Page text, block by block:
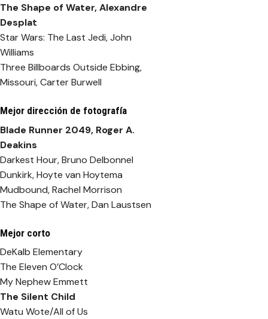
The Shape of Water, Alexandre
Desplat
Star Wars: The Last Jedi, John
Williams
Three Billboards Outside Ebbing,
Missouri, Carter Burwell
Mejor dirección de fotografía
Blade Runner 2049, Roger A.
Deakins
Darkest Hour, Bruno Delbonnel
Dunkirk, Hoyte van Hoytema
Mudbound, Rachel Morrison
The Shape of Water, Dan Laustsen
Mejor corto
DeKalb Elementary
The Eleven O’Clock
My Nephew Emmett
The Silent Child
Watu Wote/All of Us